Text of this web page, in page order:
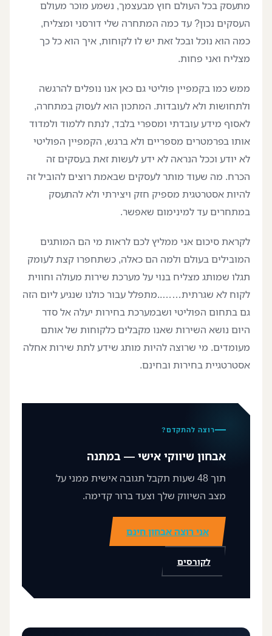
מתעסק בכל העולם חוץ מבעצמך, נשמע מוכר מעולם
העסקים נכון? עד כמה המתחרה שלי דורסני ומצליח,
כמה הוא נוכל ובכל זאת יש לו לקוחות, איך הוא כל כך
מצליח ואני פחות.
ממש כמו בקמפיין פוליטי גם כאן אנו נופלים להרגשה
ולתחושות ולא לעובדות. המתכון הוא לעסוק במתחרה,
לאסוף מידע עובדתי ומספרי בלבד, לנתח ללמוד ולמדוד
אותו בפרמטרים מספריים ולא ברגש, הקמפיין הפוליטי
לא יודע וככל הנראה לא ידע לעשות זאת בעסקים זה
הכרח. מה שעוד מותר לעסקים שבאמת רוצים להוביל זה
להיות אסטרטגית מספיק חזק ויצירתי ולא להתעסק
במתחרים עד למינימום שאפשר.
לקראת סיכום אני ממליץ לכם לראות מי הם המותגים
המובילים בעולם ולמה הם כאלה, כשתחפרו קצת לעומק
תגלו שמותג מצליח בנוי על מערכת שירות מעולה וחווית
לקוח לא שגרתית……..מתפלל עבור כולנו שנגיע ליום הזה
גם בתחום הפוליטי ושבמערכת בחירות יעלה אל סדר
היום נושא השירות שאנו מקבלים כלקוחות של אותם
מעומדים. מי שרוצה להיות מותג שידע לתת שירות אחלה
אסטרטגיית בחירות ובחינם.
רוצה להתקדם?
אבחון שיווקי אישי — במתנה
תוך 48 שעות תקבל תגובה אישית ממני על
מצב השיווק שלך וצעד ברור קדימה.
אני רוצה אבחון חינם
לקורסים